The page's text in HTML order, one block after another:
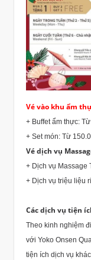
Vé vào khu ẩm
+ Buffet ẩm thực:
+ Set món: Từ
Vé dịch vụ
+ Dịch vụ Massage
+ Dịch vụ triệu liệu
Các dịch vụ tiện
Theo kinh nghiệm
với Yoko Onsen
tiện ích dịch vụ